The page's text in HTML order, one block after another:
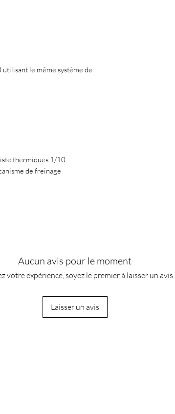
le même système de
thermiques 1/10
de freinage
Aucun avis pour le moment
votre expérience, soyez le premier à laisser un avis.
Laisser un avis